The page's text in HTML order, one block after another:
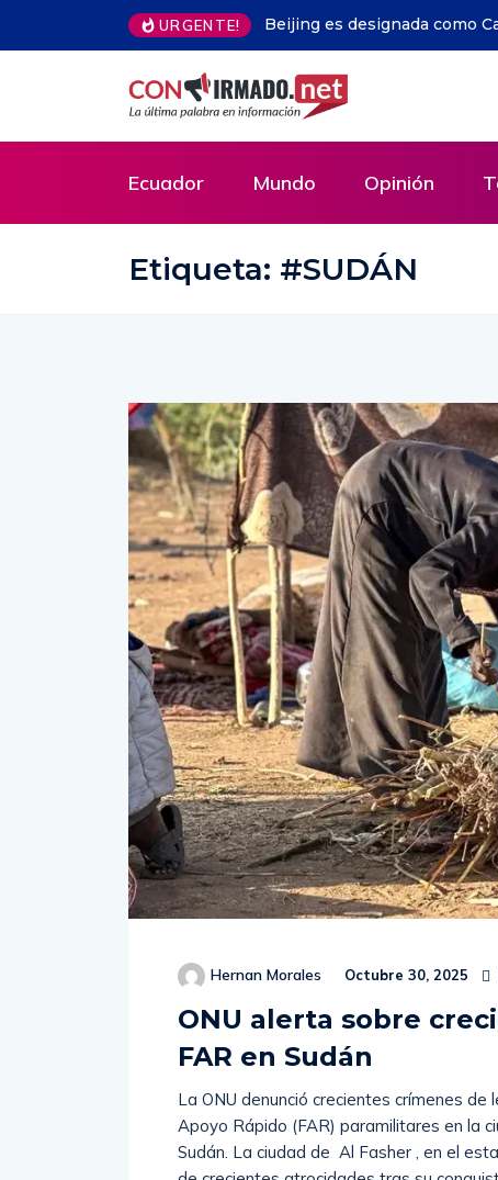
URGENTE!
Ecuador Mundo Opinión
Hernan Morales Octubre 30, 2025
ONU alerta sobre
FAR en Sudán
La ONU denunció crecientes crímenes
Apoyo Rápido (FAR) paramilitares en la